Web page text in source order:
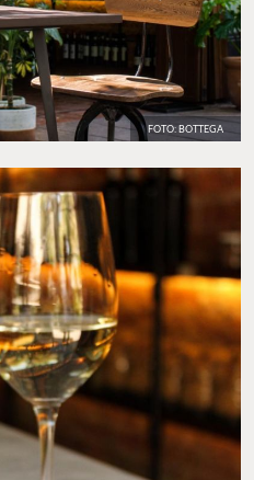
FOTO: BOTTEGA